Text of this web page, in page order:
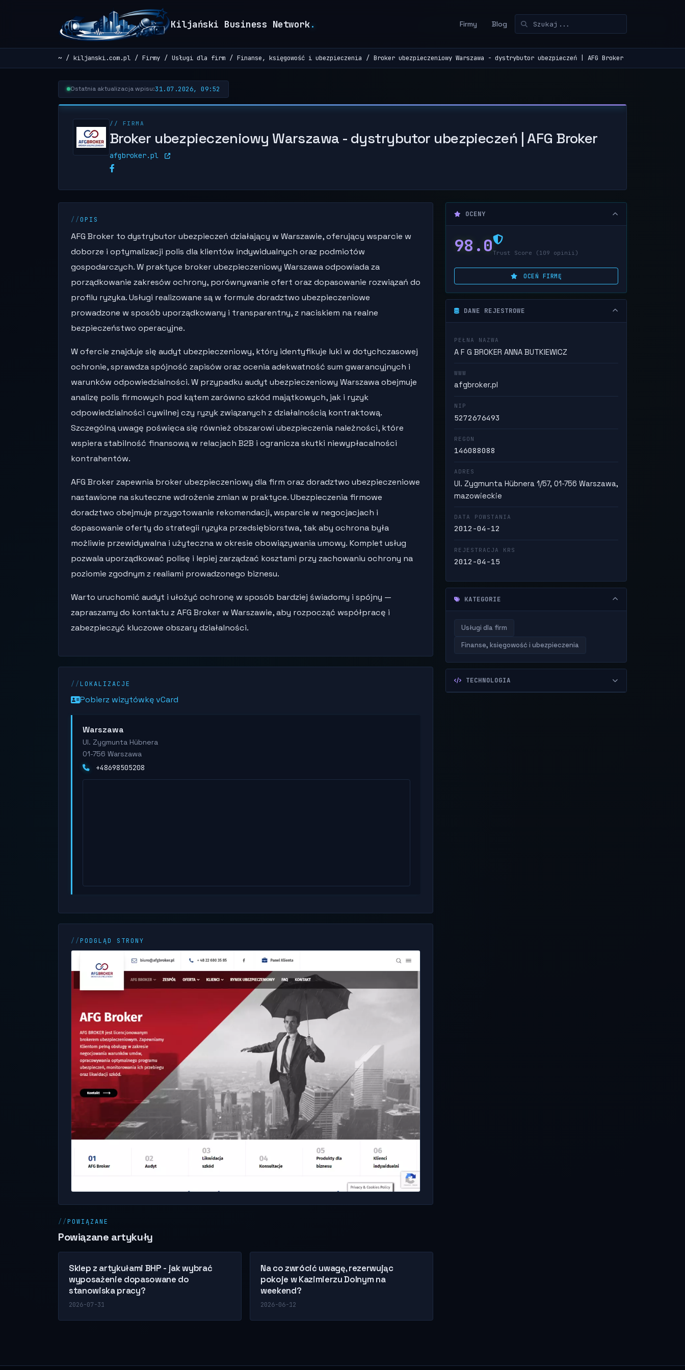
Kiljański Business Network. Firmy Blog
~ kiljanski.com.pl Firmy Usługi dla firm Finanse, księgowość i ubezpieczenia Broker ubezpieczeniowy Warszawa - dystrybutor ubezpieczeń | AFG Broker
Ostatnia aktualizacja wpisu:31.07.2026, 09:52
// FIRMA
Broker ubezpieczeniowy Warszawa - dystrybutor ubezpieczeń | AFG Broker
afgbroker.pl
OCENY
98.0 Trust Score (109 opinii)
OCEŃ FIRMĘ
DANE REJESTROWE
PEŁNA NAZWA
A F G BROKER ANNA BUTKIEWICZ
WWW
afgbroker.pl
NIP
5272676493
REGON
146088088
ADRES
Ul. Zygmunta Hübnera 1/57, 01-756 Warszawa,
mazowieckie
DATA POWSTANIA
2012-04-12
REJESTRACJA KRS
2012-04-15
KATEGORIE
Usługi dla firm
Finanse, księgowość i ubezpieczenia
TECHNOLOGIA
OPIS
AFG Broker to dystrybutor ubezpieczeń działający w Warszawie, oferujący wsparcie w
doborze i optymalizacji polis dla klientów indywidualnych oraz podmiotów
gospodarczych. W praktyce broker ubezpieczeniowy Warszawa odpowiada za
porządkowanie zakresów ochrony, porównywanie ofert oraz dopasowanie rozwiązań do
profilu ryzyka. Usługi realizowane są w formule doradztwo ubezpieczeniowe
prowadzone w sposób uporządkowany i transparentny, z naciskiem na realne
bezpieczeństwo operacyjne.
W ofercie znajduje się audyt ubezpieczeniowy, który identyfikuje luki w dotychczasowej
ochronie, sprawdza spójność zapisów oraz ocenia adekwatność sum gwarancyjnych i
warunków odpowiedzialności. W przypadku audyt ubezpieczeniowy Warszawa obejmuje
analizę polis firmowych pod kątem zarówno szkód majątkowych, jak i ryzyk
odpowiedzialności cywilnej czy ryzyk związanych z działalnością kontraktową.
Szczególną uwagę poświęca się również obszarowi ubezpieczenia należności, które
wspiera stabilność finansową w relacjach B2B i ogranicza skutki niewypłacalności
kontrahentów.
AFG Broker zapewnia broker ubezpieczeniowy dla firm oraz doradztwo ubezpieczeniowe
nastawione na skuteczne wdrożenie zmian w praktyce. Ubezpieczenia firmowe
doradztwo obejmuje przygotowanie rekomendacji, wsparcie w negocjacjach i
dopasowanie oferty do strategii ryzyka przedsiębiorstwa, tak aby ochrona była
możliwie przewidywalna i użyteczna w okresie obowiązywania umowy. Komplet usług
pozwala uporządkować polisę i lepiej zarządzać kosztami przy zachowaniu ochrony na
poziomie zgodnym z realiami prowadzonego biznesu.
Warto uruchomić audyt i ułożyć ochronę w sposób bardziej świadomy i spójny —
zapraszamy do kontaktu z AFG Broker w Warszawie, aby rozpocząć współpracę i
zabezpieczyć kluczowe obszary działalności.
LOKALIZACJE
Pobierz wizytówkę vCard
Warszawa
Ul. Zygmunta Hübnera
01-756 Warszawa
+48698505208
PODGLĄD STRONY
POWIĄZANE
Powiązane artykuły
Sklep z artykułami BHP - jak wybrać
wyposażenie dopasowane do
stanowiska pracy?
2026-07-31
Na co zwrócić uwagę, rezerwując
pokoje w Kazimierzu Dolnym na
weekend?
2026-06-12